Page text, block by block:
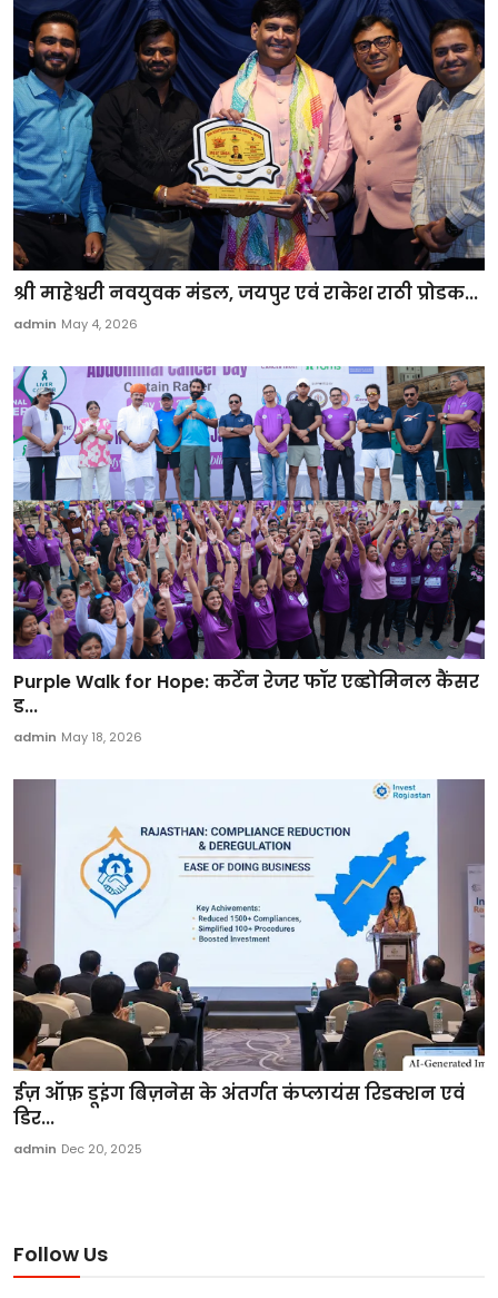
श्री माहेश्वरी नवयुवक मंडल, जयपुर एवं राकेश राठी प्रोडक...
admin May 4, 2026
Purple Walk for Hope: कर्टेन रेजर फॉर एब्डोमिनल कैंसर
ड...
admin May 18, 2026
ईज़ ऑफ़ डूइंग बिज़नेस के अंतर्गत कंप्लायंस रिडक्शन एवं
डिर...
admin Dec 20, 2025
Follow Us